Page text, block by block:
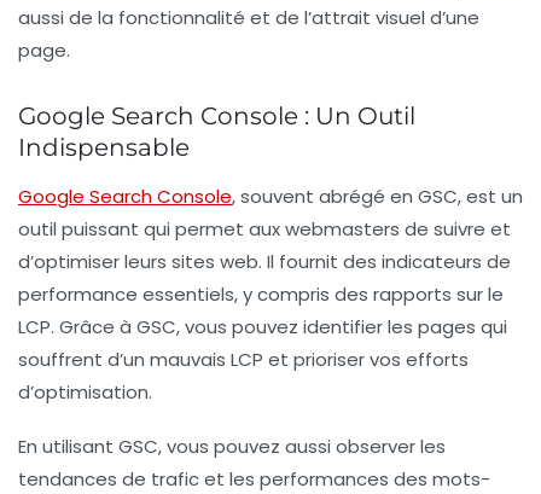
aussi de la fonctionnalité et de l’attrait visuel d’une
page.
Google Search Console : Un Outil
Indispensable
Google Search Console, souvent abrégé en GSC, est un
outil puissant qui permet aux webmasters de suivre et
d’optimiser leurs sites web. Il fournit des indicateurs de
performance essentiels, y compris des rapports sur le
LCP. Grâce à GSC, vous pouvez identifier les pages qui
souffrent d’un mauvais LCP et prioriser vos efforts
d’optimisation.
En utilisant GSC, vous pouvez aussi observer les
tendances de trafic et les performances des mots-